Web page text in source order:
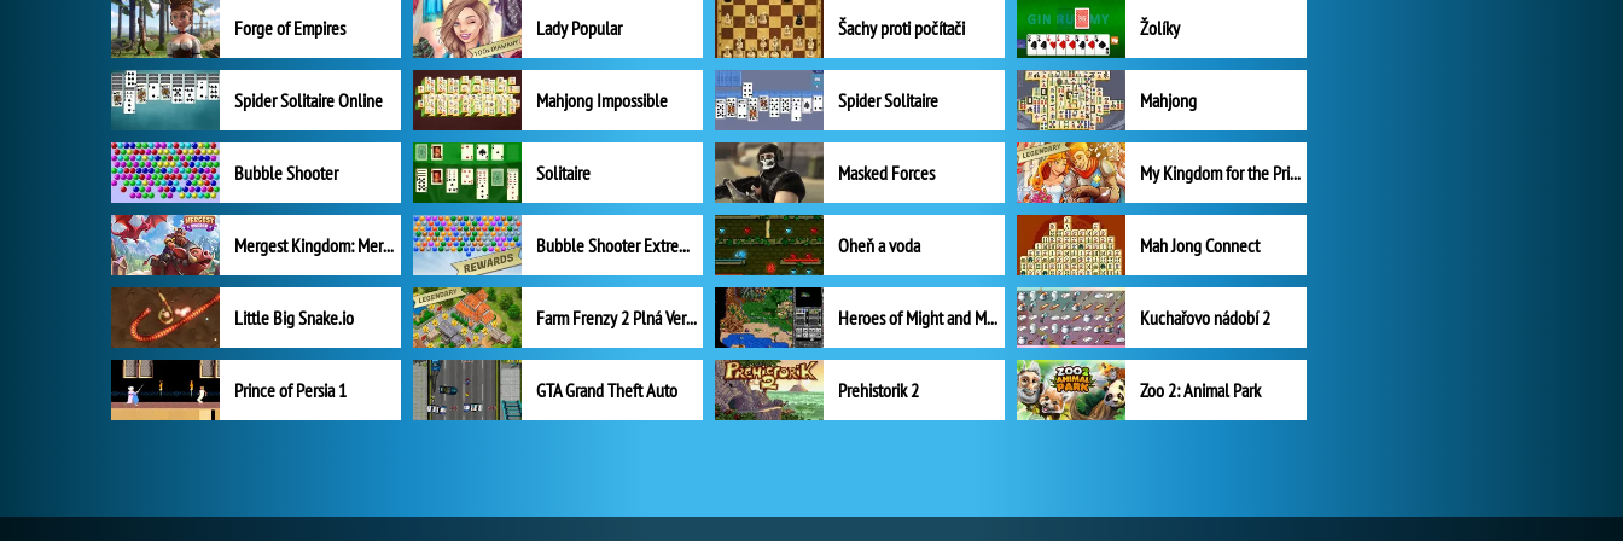
Forge of Empires Lady Popular Šachy proti počítači Žolíky
Spider Solitaire Online Mahjong Impossible Spider Solitaire Mahjong
Bubble Shooter Solitaire Masked Forces My Kingdom for the Princess Plná verze
Mergest Kingdom: Merge Puzzle Bubble Shooter Extreme Oheň a voda Mah Jong Connect
Little Big Snake.io Farm Frenzy 2 Plná Verze Heroes of Might and Magic II Kuchařovo nádobí 2
Prince of Persia 1 GTA Grand Theft Auto Prehistorik 2 Zoo 2: Animal Park